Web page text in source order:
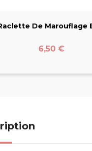
De Marouflage
Prix
6,50 €